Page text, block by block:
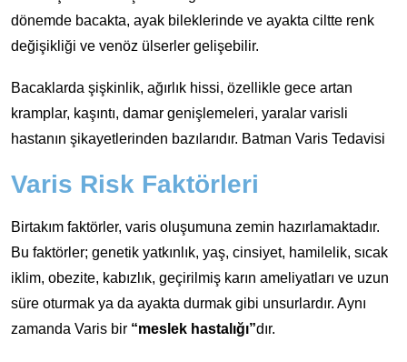
dönemde bacakta, ayak bileklerinde ve ayakta ciltte renk
değişikliği ve venöz ülserler gelişebilir.
Bacaklarda şişkinlik, ağırlık hissi, özellikle gece artan
kramplar, kaşıntı, damar genişlemeleri, yaralar varisli
hastanın şikayetlerinden bazılarıdır. Batman Varis Tedavisi
Varis Risk Faktörleri
Birtakım faktörler, varis oluşumuna zemin hazırlamaktadır.
Bu faktörler; genetik yatkınlık, yaş, cinsiyet, hamilelik, sıcak
iklim, obezite, kabızlık, geçirilmiş karın ameliyatları ve uzun
süre oturmak ya da ayakta durmak gibi unsurlardır. Aynı
zamanda Varis bir “meslek hastalığı”dır.